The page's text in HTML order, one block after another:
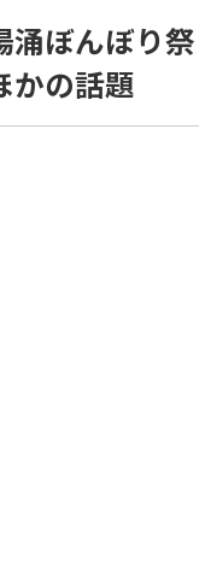
涌ぼんぼり祭
かの話題